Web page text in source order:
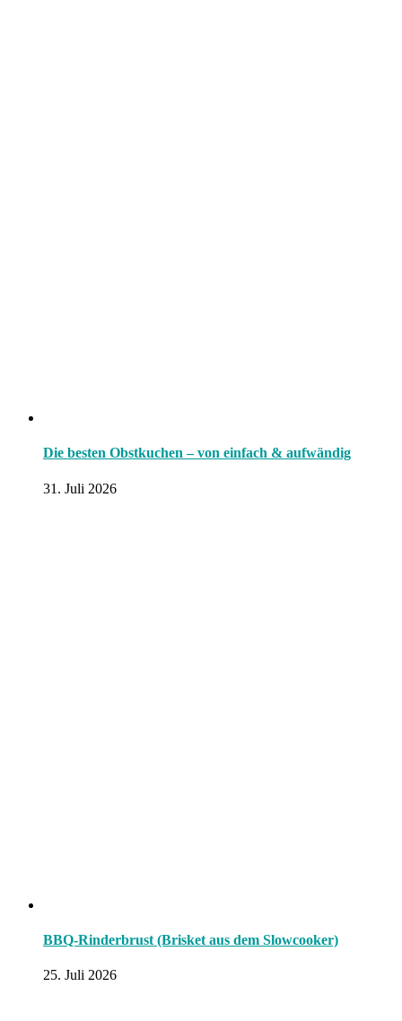
Die besten Obstkuchen – von einfach & aufwändig
31. Juli 2026
BBQ-Rinderbrust (Brisket aus dem Slowcooker)
25. Juli 2026